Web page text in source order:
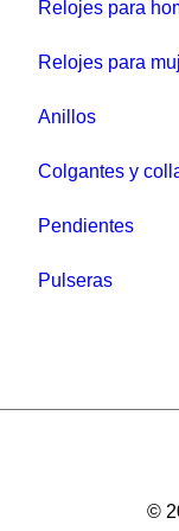
Relojes para
Relojes para
Anillos
Colgantes y
Pendientes
Pulseras
©